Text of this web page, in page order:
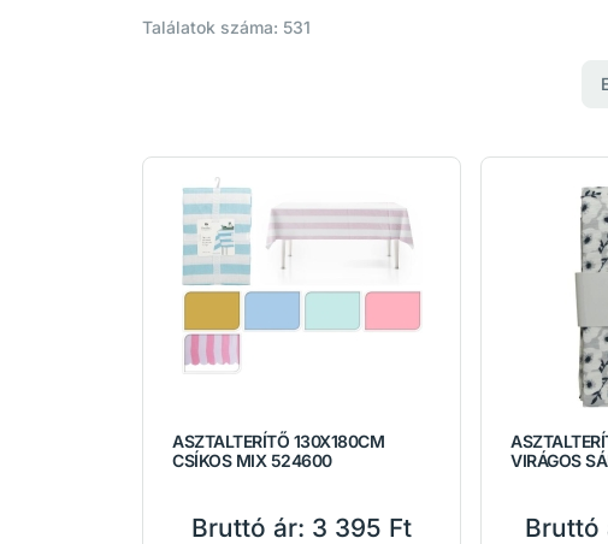
Találatok száma: 531
ASZTALTERÍTŐ 130X180CM
CSÍKOS MIX 524600
Bruttó ár: 3 395 Ft
VIRÁGOS
Bruttó